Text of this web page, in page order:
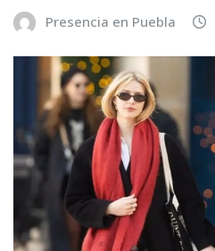
Presencia en Puebla